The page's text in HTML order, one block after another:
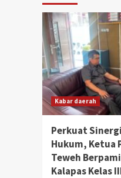
Kabar daerah
Perkuat
Hukum, Ketua
Teweh
Kalapas Kelas